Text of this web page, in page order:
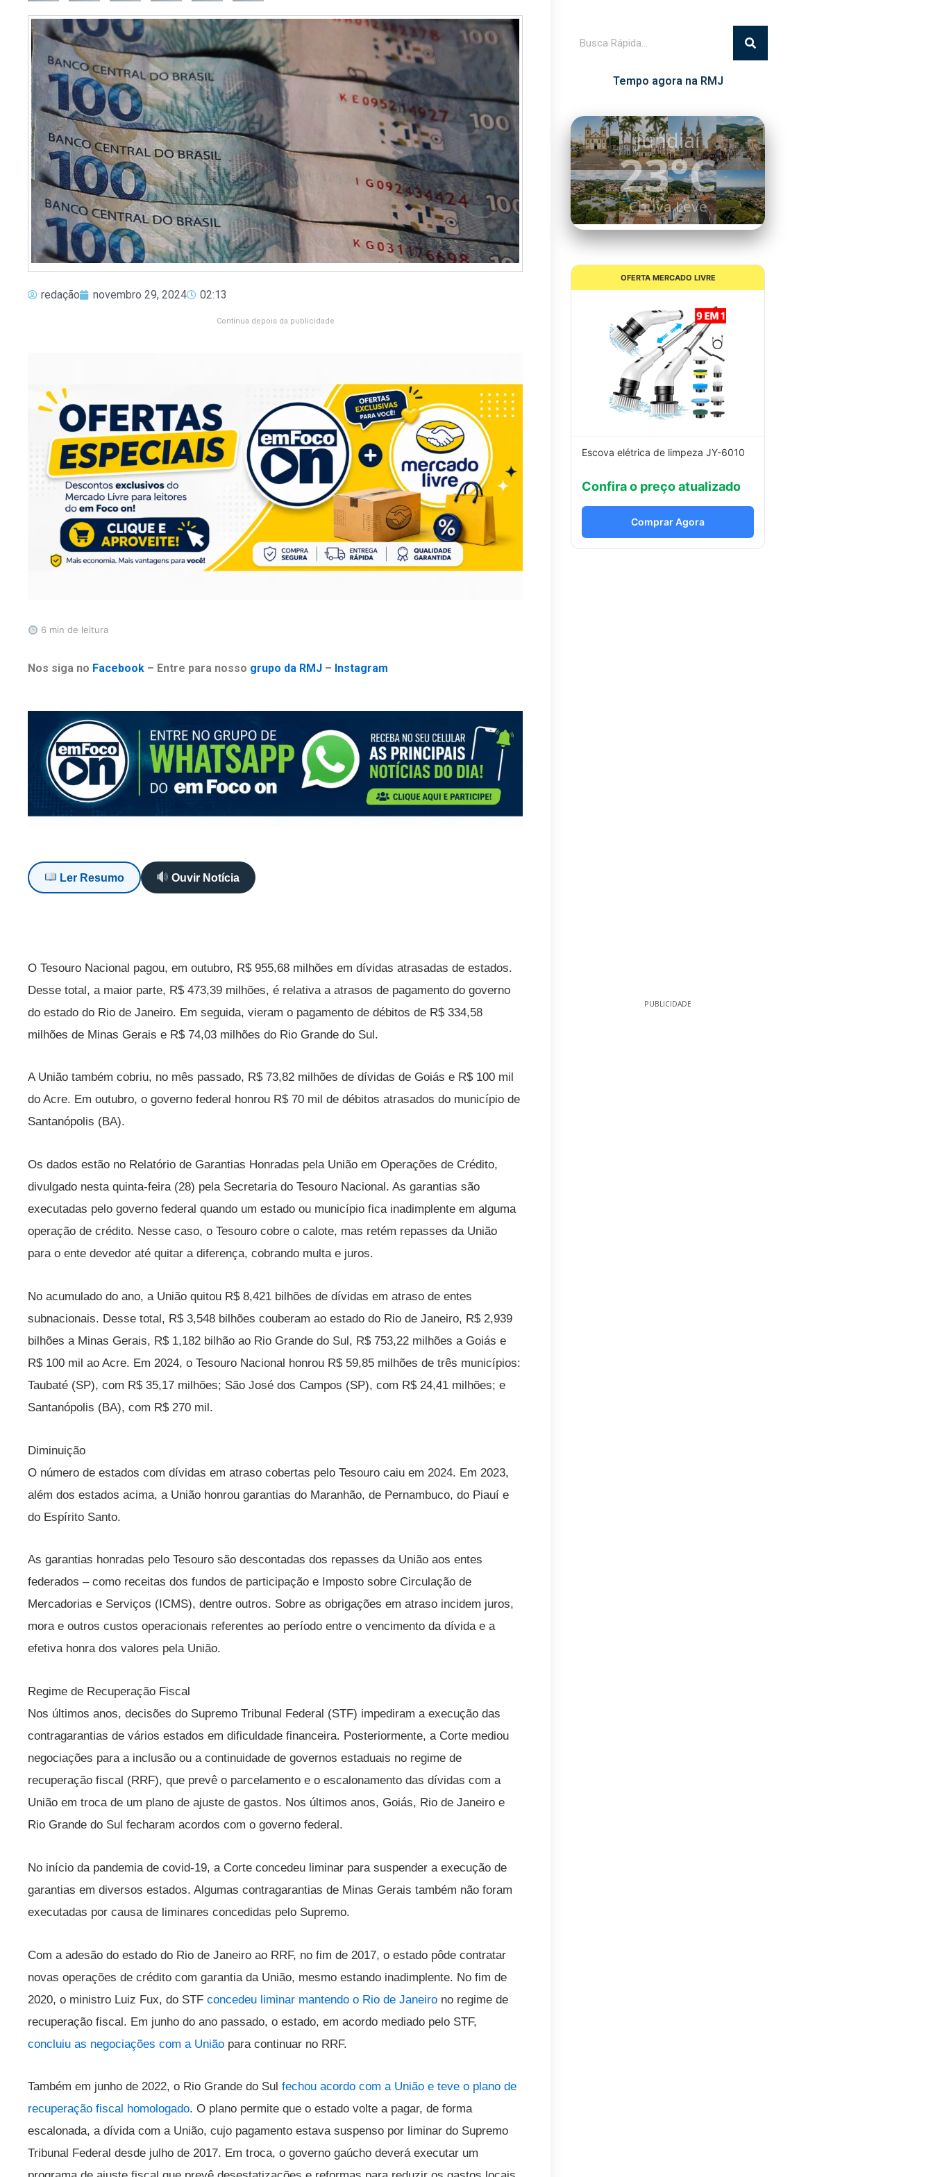
redação novembro 29, 2024 02:13
Continua depois da publicidade
6 min de leitura
Nos siga no Facebook – Entre para nosso grupo da RMJ – Instagram
Ler Resumo Ouvir Notícia
O Tesouro Nacional pagou, em outubro, R$ 955,68 milhões em dívidas atrasadas de estados.
Desse total, a maior parte, R$ 473,39 milhões, é relativa a atrasos de pagamento do governo
do estado do Rio de Janeiro. Em seguida, vieram o pagamento de débitos de R$ 334,58
milhões de Minas Gerais e R$ 74,03 milhões do Rio Grande do Sul.
A União também cobriu, no mês passado, R$ 73,82 milhões de dívidas de Goiás e R$ 100 mil
do Acre. Em outubro, o governo federal honrou R$ 70 mil de débitos atrasados do município de
Santanópolis (BA).
Os dados estão no Relatório de Garantias Honradas pela União em Operações de Crédito,
divulgado nesta quinta-feira (28) pela Secretaria do Tesouro Nacional. As garantias são
executadas pelo governo federal quando um estado ou município fica inadimplente em alguma
operação de crédito. Nesse caso, o Tesouro cobre o calote, mas retém repasses da União
para o ente devedor até quitar a diferença, cobrando multa e juros.
No acumulado do ano, a União quitou R$ 8,421 bilhões de dívidas em atraso de entes
subnacionais. Desse total, R$ 3,548 bilhões couberam ao estado do Rio de Janeiro, R$ 2,939
bilhões a Minas Gerais, R$ 1,182 bilhão ao Rio Grande do Sul, R$ 753,22 milhões a Goiás e
R$ 100 mil ao Acre. Em 2024, o Tesouro Nacional honrou R$ 59,85 milhões de três municípios:
Taubaté (SP), com R$ 35,17 milhões; São José dos Campos (SP), com R$ 24,41 milhões; e
Santanópolis (BA), com R$ 270 mil.
Diminuição
O número de estados com dívidas em atraso cobertas pelo Tesouro caiu em 2024. Em 2023,
além dos estados acima, a União honrou garantias do Maranhão, de Pernambuco, do Piauí e
do Espírito Santo.
As garantias honradas pelo Tesouro são descontadas dos repasses da União aos entes
federados – como receitas dos fundos de participação e Imposto sobre Circulação de
Mercadorias e Serviços (ICMS), dentre outros. Sobre as obrigações em atraso incidem juros,
mora e outros custos operacionais referentes ao período entre o vencimento da dívida e a
efetiva honra dos valores pela União.
Regime de Recuperação Fiscal
Nos últimos anos, decisões do Supremo Tribunal Federal (STF) impediram a execução das
contragarantias de vários estados em dificuldade financeira. Posteriormente, a Corte mediou
negociações para a inclusão ou a continuidade de governos estaduais no regime de
recuperação fiscal (RRF), que prevê o parcelamento e o escalonamento das dívidas com a
União em troca de um plano de ajuste de gastos. Nos últimos anos, Goiás, Rio de Janeiro e
Rio Grande do Sul fecharam acordos com o governo federal.
No início da pandemia de covid-19, a Corte concedeu liminar para suspender a execução de
garantias em diversos estados. Algumas contragarantias de Minas Gerais também não foram
executadas por causa de liminares concedidas pelo Supremo.
Com a adesão do estado do Rio de Janeiro ao RRF, no fim de 2017, o estado pôde contratar
novas operações de crédito com garantia da União, mesmo estando inadimplente. No fim de
2020, o ministro Luiz Fux, do STF concedeu liminar mantendo o Rio de Janeiro no regime de
recuperação fiscal. Em junho do ano passado, o estado, em acordo mediado pelo STF,
concluiu as negociações com a União para continuar no RRF.
Também em junho de 2022, o Rio Grande do Sul fechou acordo com a União e teve o plano de
recuperação fiscal homologado. O plano permite que o estado volte a pagar, de forma
escalonada, a dívida com a União, cujo pagamento estava suspenso por liminar do Supremo
Tribunal Federal desde julho de 2017. Em troca, o governo gaúcho deverá executar um
Tempo agora na RMJ
Itatiba
24°C
Nublado
OFERTA MERCADO LIVRE
Escova elétrica de limpeza JY-6010
Confira o preço atualizado
Comprar Agora
PUBLICIDADE